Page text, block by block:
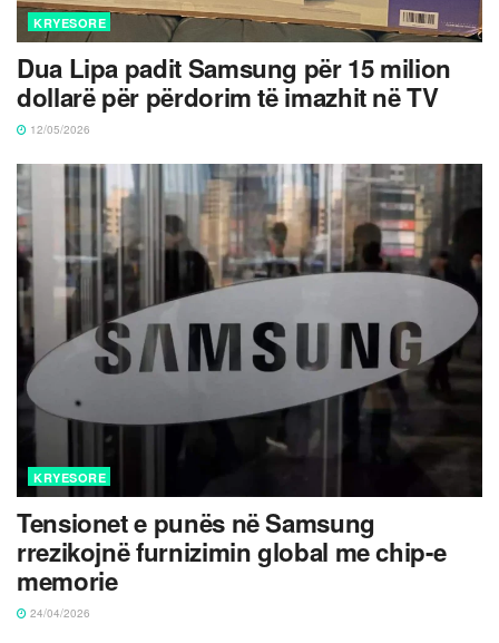
KRYESORE
Dua Lipa padit Samsung për 15 milion
dollarë për përdorim të imazhit në TV
12/05/2026
KRYESORE
Tensionet e punës në Samsung
rrezikojnë furnizimin global me chip-e
memorie
24/04/2026